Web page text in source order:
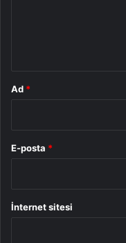
Ad *
E-posta *
İnternet sitesi